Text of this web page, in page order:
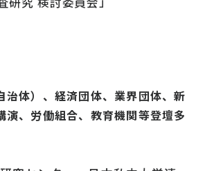
体）、経済団体、業界団体、新
演、労働組合、教育機関等登壇多